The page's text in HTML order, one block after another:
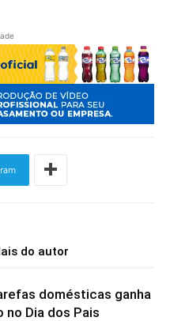
do autor
domésticas ganha
no Dia dos Pais